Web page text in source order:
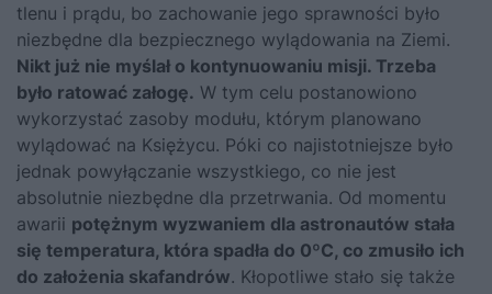
tlenu i prądu, bo zachowanie jego sprawności było
niezbędne dla bezpiecznego wylądowania na Ziemi.
Nikt już nie myślał o kontynuowaniu misji. Trzeba
było ratować załogę. W tym celu postanowiono
wykorzystać zasoby modułu, którym planowano
wylądować na Księżycu. Póki co najistotniejsze było
jednak powyłączanie wszystkiego, co nie jest
absolutnie niezbędne dla przetrwania. Od momentu
awarii potężnym wyzwaniem dla astronautów stała
się temperatura, która spadła do 0ºC, co zmusiło ich
do założenia skafandrów. Kłopotliwe stało się także